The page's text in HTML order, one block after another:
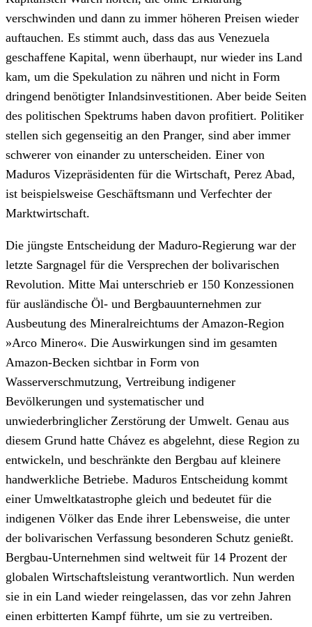
verschwinden und dann zu immer höheren Preisen wieder
auftauchen. Es stimmt auch, dass das aus Venezuela
geschaffene Kapital, wenn überhaupt, nur wieder ins Land
kam, um die Spekulation zu nähren und nicht in Form
dringend benötigter Inlandsinvestitionen. Aber beide Seiten
des politischen Spektrums haben davon profitiert. Politiker
stellen sich gegenseitig an den Pranger, sind aber immer
schwerer von einander zu unterscheiden. Einer von
Maduros Vizepräsidenten für die Wirtschaft, Perez Abad,
ist beispielsweise Geschäftsmann und Verfechter der
Marktwirtschaft.
Die jüngste Entscheidung der Maduro-Regierung war der
letzte Sargnagel für die Versprechen der bolivarischen
Revolution. Mitte Mai unterschrieb er 150 Konzessionen
für ausländische Öl- und Bergbauunternehmen zur
Ausbeutung des Mineralreichtums der Amazon-Region
»Arco Minero«. Die Auswirkungen sind im gesamten
Amazon-Becken sichtbar in Form von
Wasserverschmutzung, Vertreibung indigener
Bevölkerungen und systematischer und
unwiederbringlicher Zerstörung der Umwelt. Genau aus
diesem Grund hatte Chávez es abgelehnt, diese Region zu
entwickeln, und beschränkte den Bergbau auf kleinere
handwerkliche Betriebe. Maduros Entscheidung kommt
einer Umweltkatastrophe gleich und bedeutet für die
indigenen Völker das Ende ihrer Lebensweise, die unter
der bolivarischen Verfassung besonderen Schutz genießt.
Bergbau-Unternehmen sind weltweit für 14 Prozent der
globalen Wirtschaftsleistung verantwortlich. Nun werden
sie in ein Land wieder reingelassen, das vor zehn Jahren
einen erbitterten Kampf führte, um sie zu vertreiben.